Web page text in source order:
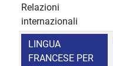
Relazioni
internazionali
LINGUA
FRANCESE PER